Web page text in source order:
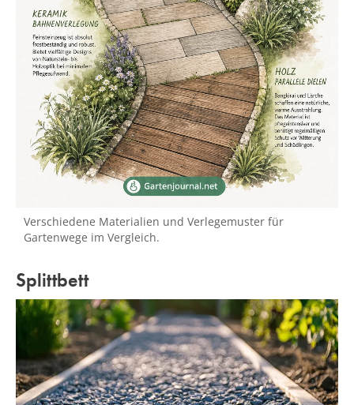
Verschiedene Materialien und Verlegemuster für
Gartenwege im Vergleich.
Splittbett